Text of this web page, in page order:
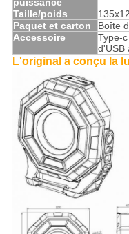
puissance
Taille/poids
Paquet et carton
Boîte
Accessoire
Type-
d'USB
L'original a conçu la